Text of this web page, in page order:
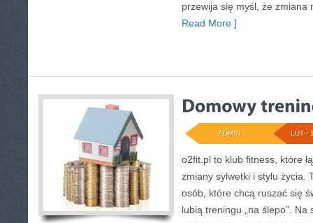
przewija się myśl, że zmiana
Read More ]
LUT -
ADMIN
o2fit.pl to klub fitness, które
zmiany sylwetki i stylu życia.
osób, które chcą ruszać się
lubią treningu „na ślepo”.